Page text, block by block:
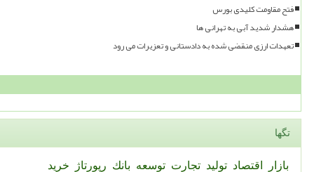
فتح مقاومت کلیدی بورس
هشدار شدید آبی به تهرانی ها
تعهدات ارزی منقضی شده به دادستانی و تعزیرات می رود
تگها
بازار اقتصاد تولید تجارت توسعه بانك رپورتاژ خرید